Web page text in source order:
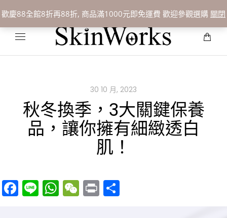
歡慶88全館8折再88折, 商品滿1000元即免運費 歡迎參觀選購 關閉
聯絡我們: 07-3388109
30 10 月, 2023
秋冬換季，3大關鍵保養
品，讓你擁有細緻透白
肌！
Facebook
LineWhatsApp
WeChat
Print